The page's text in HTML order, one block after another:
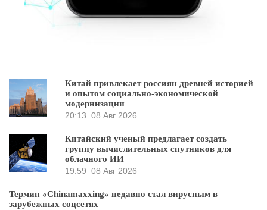
Китай привлекает россиян древней историей
и опытом социально-экономической
модернизации
20:13 08 Авг 2026
Китайский ученый предлагает создать
группу вычислительных спутников для
облачного ИИ
19:59 08 Авг 2026
Термин «Chinamaxxing» недавно стал вирусным в
зарубежных соцсетях